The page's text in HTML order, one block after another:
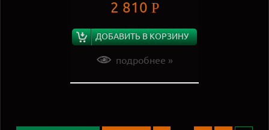
2 810 Р
ДОБАВИТЬ В КОРЗИНУ
подробнее »